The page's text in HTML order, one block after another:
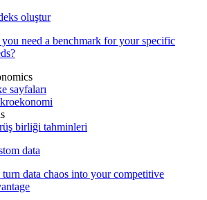
oluştur
need a benchmark for your specific
sayfaları
birliği tahminleri
data
turn data chaos into your competitive